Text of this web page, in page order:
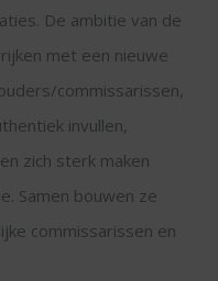
De ambitie van de
met een nieuwe
commissarissen,
invullen,
zich sterk maken
Samen bouwen ze
commissarissen en